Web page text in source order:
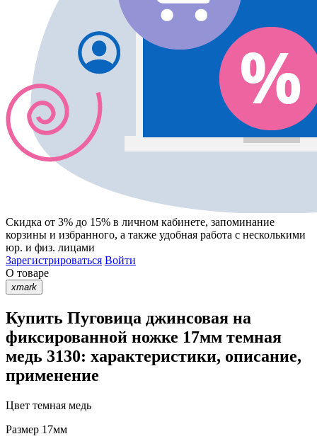
Скидка от 3% до 15% в личном кабинете, запоминание
корзины и избранного, а также удобная работа с несколькими
юр. и физ. лицами
Зарегистрироваться Войти
О товаре
xmark
Купить Пуговица джинсовая на
фиксированной ножке 17мм темная
медь 3130: характеристики, описание,
применение
Цвет темная медь
Размер 17мм